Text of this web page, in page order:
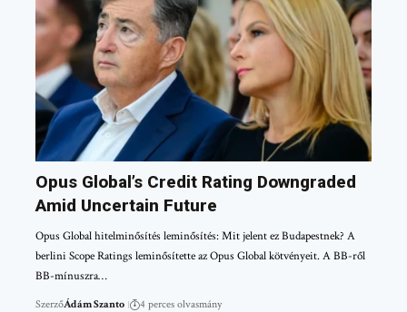
Opus Global’s Credit Rating Downgraded
Amid Uncertain Future
Opus Global hitelminősítés leminősítés: Mit jelent ez Budapestnek? A
berlini Scope Ratings leminősítette az Opus Global kötvényeit. A BB-ről
BB-mínuszra…
SzerzőÁdám Szanto 4 perces olvasmány